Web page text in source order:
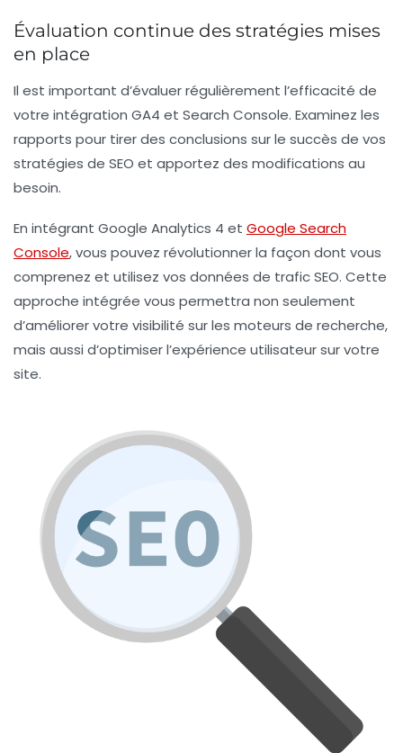
Évaluation continue des stratégies mises
en place
Il est important d’évaluer régulièrement l’efficacité de
votre intégration GA4 et Search Console. Examinez les
rapports pour tirer des conclusions sur le succès de vos
stratégies de SEO et apportez des modifications au
besoin.
En intégrant Google Analytics 4 et Google Search
Console, vous pouvez révolutionner la façon dont vous
comprenez et utilisez vos données de trafic SEO. Cette
approche intégrée vous permettra non seulement
d’améliorer votre visibilité sur les moteurs de recherche,
mais aussi d’optimiser l’expérience utilisateur sur votre
site.